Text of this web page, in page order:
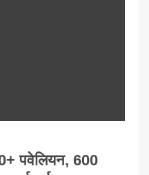
पवेलियन, 600